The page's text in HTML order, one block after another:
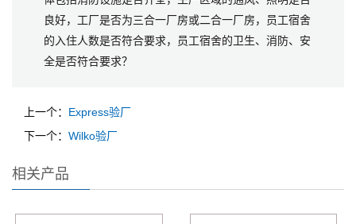
良好，工厂是否为三合一厂房或二合一厂房，员工宿舍
的入住人数是否符合要求，员工宿舍的卫生、消防、安
全是否符合要求？
上一个： Express验厂
下一个： Wilko验厂
相关产品